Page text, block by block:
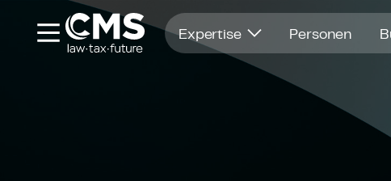
Expertise Personen
Öffnet in einem neuen Fenster